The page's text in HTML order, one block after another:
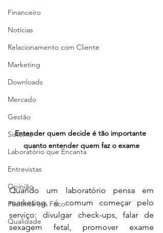
Financeiro
Notícias
Relacionamento com Cliente
Marketing
Downloads
Mercado
Gestão
Sistema
Laboratório que Encanta
Entrevistas
Opinião
Paciente em Foco
Qualidade
Entender quem decide é tão importante
quanto entender quem faz o exame
Quando um laboratório pensa em
marketing, é comum começar pelo
serviço: divulgar check-ups, falar de
sexagem fetal, promover exame